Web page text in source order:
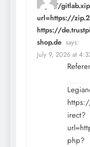
https://
url=https://
https://
shop.de says:
July 9, 2026 at
irect?
php?